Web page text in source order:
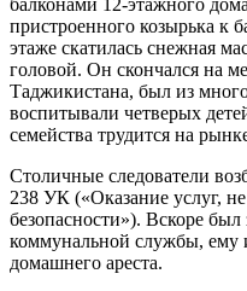
пристроенного козырька к
этаже скатилась снежная
головой. Он скончался на
Таджикистана, был из
воспитывали четверых
семейства трудится на
Столичные следователи
238 УК («Оказание услуг,
безопасности»). Вскоре
коммунальной службы, ему
домашнего ареста.